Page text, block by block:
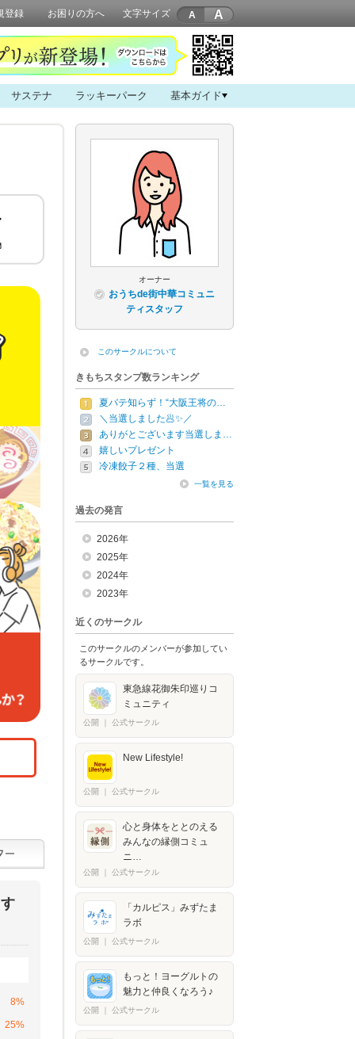
登録 お困りの方へ 文字サイズ A
サステナ ラッキーパーク 基本ガイド
8%
25%
オーナー
おうちde街中華コミュニ
ティスタッフ
このサークルについて
きもちスタンプ数ランキング
夏バテ知らず！“大阪王将の…
＼当選しました🥟✨／
ありがとございます当選しま…
嬉しいプレゼント
冷凍餃子２種、当選
一覧を見る
過去の発言
2026年
2025年
2024年
2023年
近くのサークル
このサークルのメンバーが参加してい
るサークルです。
東急線花御朱印巡りコ
ミュニティ
公開 公式サークル
New Lifestyle!
公開 公式サークル
心と身体をととのえる
みんなの縁側コミュ
ニ…
公開 公式サークル
「カルピス」みずたま
ラボ
公開 公式サークル
もっと！ヨーグルトの
魅力と仲良くなろう♪
公開 公式サークル